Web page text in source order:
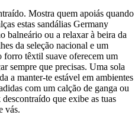
Mostra quem apoiás quando
estas sandálias Germany
balneário ou a relaxar à beira da
da seleção nacional e um
têxtil suave oferecem um
sempre que precisas. Uma sola
a manter-te estável em ambientes
com um calção de ganga ou
que exibe as tuas
vás.